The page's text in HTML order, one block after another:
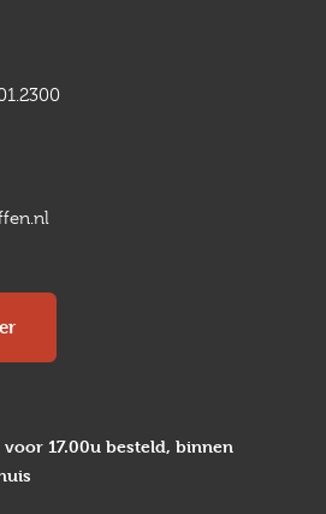
17.00u besteld, binnen